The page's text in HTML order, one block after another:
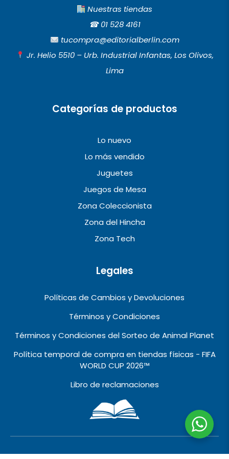
c
b
o
o
s
t
a
g
r
a
u
u
b
e
Nuestras tiendas
☎︎01 528 4161
tucompra@editorialberlin.com
Jr. Helio 5510 – Urb. Industrial Infantas, Los Olivos,
Lima
Categorías de productos
Lo nuevo
Lo más vendido
Juguetes
Juegos de Mesa
Zona Coleccionista
Zona del Hincha
Zona Tech
Legales
Políticas de Cambios y Devoluciones
Términos y Condiciones
Términos y Condiciones del Sorteo de Animal Planet
Política temporal de compra en tiendas físicas - FIFA
WORLD CUP 2026™️
Libro de reclamaciones